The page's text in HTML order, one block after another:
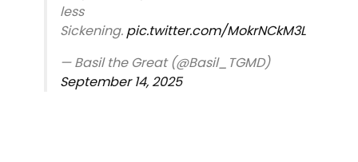
less
Sickening. pic.twitter.com/MokrNCkM3L
— Basil the Great (@Basil_TGMD)
September 14, 2025